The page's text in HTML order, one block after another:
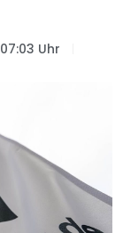
07:03 Uhr